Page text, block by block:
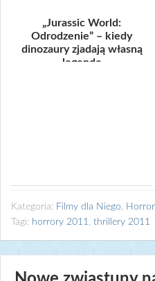
„Jurassic World:
Odrodzenie” – kiedy
dinozaury zjadają własną
legendę
Kategoria: Filmy dla Niego,
Tagi: horrory 2011, thrillery 2011